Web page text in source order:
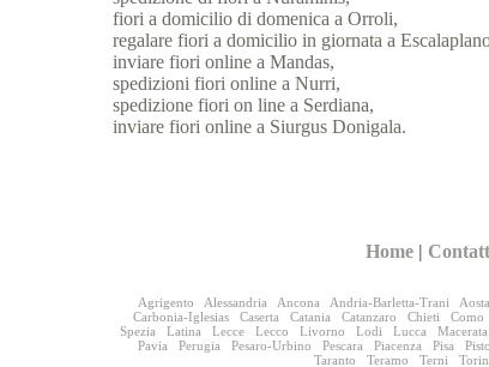
fiori a domicilio di domenica a Orroli,
regalare fiori a domicilio in giornata a
inviare fiori online a Mandas,
spedizioni fiori online a Nurri,
spedizione fiori on line a Serdiana,
inviare fiori online a Siurgus Donigala.
Home |
Agrigento
Alessandria Ancona Andria-Barletta-Trani Aosta
Carbonia-Iglesias
Caserta Catania Catanzaro Chieti Como
Spezia
Latina Lecce Lecco Livorno Lodi Lucca Macerata
Pavia
Perugia Pesaro-Urbino Pescara Piacenza Pisa
Taranto
Teramo Terni